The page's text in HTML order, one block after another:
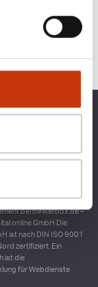
bei blinkerbox.de –
GmbH Die
ist nach DIN ISO 9001
zertifiziert. Ein
ist die
für Webdienste